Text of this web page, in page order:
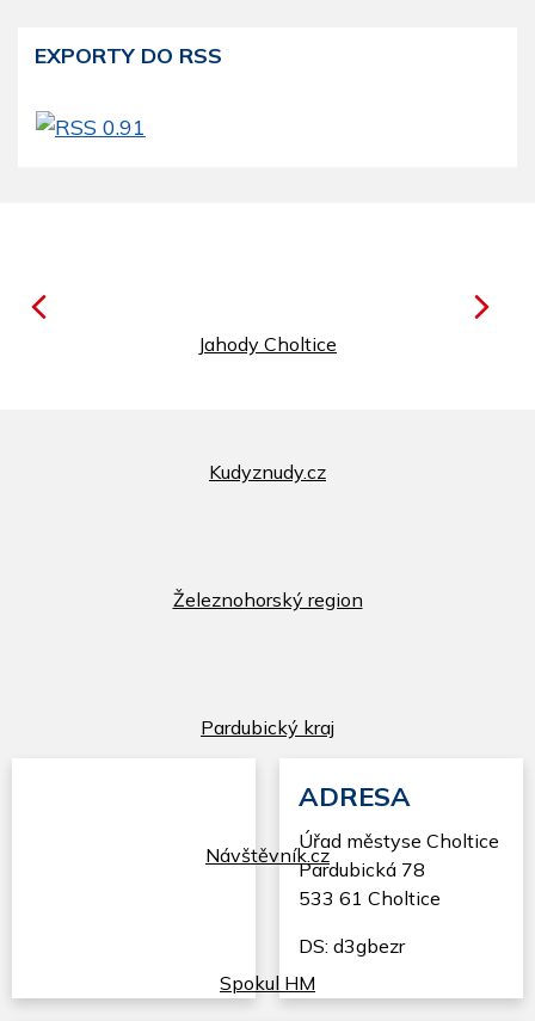
EXPORTY DO RSS
Jahody Choltice
Kudyznudy.cz
Železnohorský region
Pardubický kraj
Návštěvník.cz
Spokul HM
ADRESA
Úřad městyse Choltice
Pardubická 78
533 61 Choltice
DS: d3gbezr